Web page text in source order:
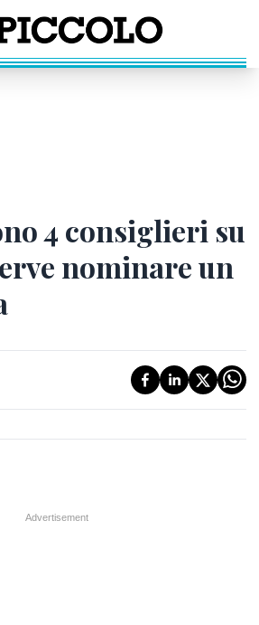
4 consiglieri su
nominare un